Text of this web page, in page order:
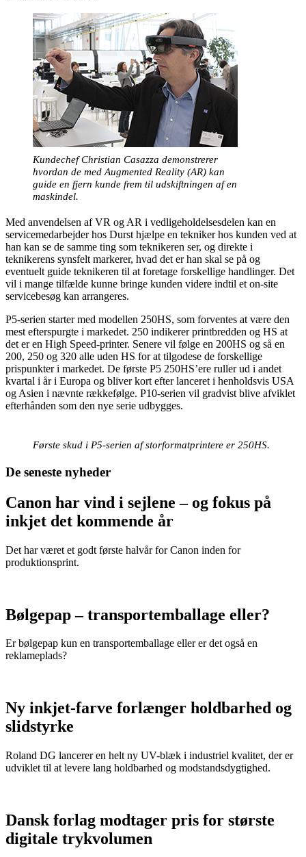
Kundechef Christian Casazza demonstrerer
hvordan de med Augmented Reality (AR) kan
guide en fjern kunde frem til udskiftningen af en
maskindel.
Med anvendelsen af VR og AR i vedligeholdelsesdelen kan en
servicemedarbejder hos Durst hjælpe en tekniker hos kunden ved at
han kan se de samme ting som teknikeren ser, og direkte i
teknikerens synsfelt markerer, hvad det er han skal se på og
eventuelt guide teknikeren til at foretage forskellige handlinger. Det
vil i mange tilfælde kunne bringe kunden videre indtil et on-site
servicebesøg kan arrangeres.
P5-serien starter med modellen 250HS, som forventes at være den
mest efterspurgte i markedet. 250 indikerer printbredden og HS at
det er en High Speed-printer. Senere vil følge en 200HS og så en
200, 250 og 320 alle uden HS for at tilgodese de forskellige
prispunkter i markedet. De første P5 250HS’ere ruller ud i andet
kvartal i år i Europa og bliver kort efter lanceret i henholdsvis USA
og Asien i nævnte rækkefølge. P10-serien vil gradvist blive afviklet
efterhånden som den nye serie udbygges.
Første skud i P5-serien af storformatprintere er 250HS.
De seneste nyheder
Canon har vind i sejlene – og fokus på
inkjet det kommende år
Det har været et godt første halvår for Canon inden for
produktionsprint.
Bølgepap – transportemballage eller?
Er bølgepap kun en transportemballage eller er det også en
reklameplads?
Ny inkjet-farve forlænger holdbarhed og
slidstyrke
Roland DG lancerer en helt ny UV-blæk i industriel kvalitet, der er
udviklet til at levere lang holdbarhed og modstandsdygtighed.
Dansk forlag modtager pris for største
digitale trykvolumen